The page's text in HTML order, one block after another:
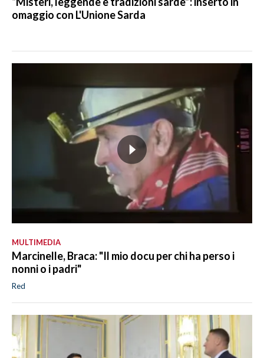
omaggio con L'Unione Sarda
MULTIMEDIA
Marcinelle, Braca: "Il mio docu per chi ha perso i
nonni o i padri"
Red